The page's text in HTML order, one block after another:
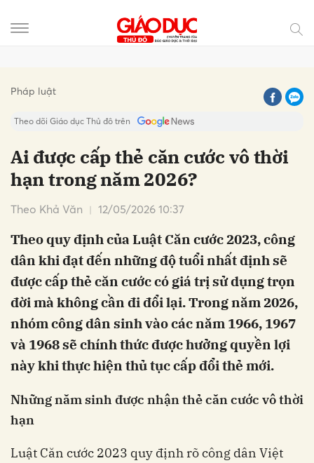
Pháp luật
Theo dõi Giáo dục Thủ đô trên
Ai được cấp thẻ căn cước vô thời
hạn trong năm 2026?
Theo Khả Văn 12/05/2026 10:37
Theo quy định của Luật Căn cước 2023, công
dân khi đạt đến những độ tuổi nhất định sẽ
được cấp thẻ căn cước có giá trị sử dụng trọn
đời mà không cần đi đổi lại. Trong năm 2026,
nhóm công dân sinh vào các năm 1966, 1967
và 1968 sẽ chính thức được hưởng quyền lợi
này khi thực hiện thủ tục cấp đổi thẻ mới.
Những năm sinh được nhận thẻ căn cước vô thời
hạn
Luật Căn cước 2023 quy định rõ công dân Việt
Hủy Gửi